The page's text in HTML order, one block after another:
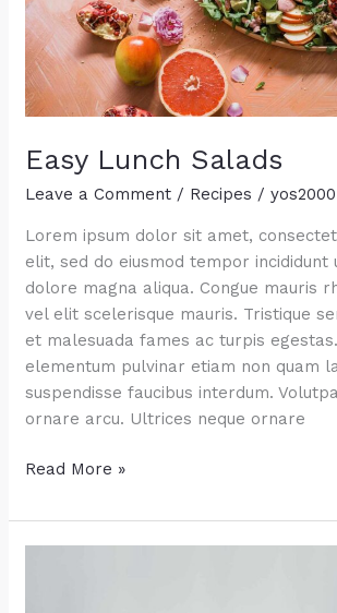
Easy Lunch Salads
Leave a Comment / Recipes /yos2000
Lorem ipsum dolor sit amet,
elit, sed do eiusmod tempor
dolore magna aliqua. Congue mauris
vel elit scelerisque mauris. Tristique
et malesuada fames ac turpis
elementum pulvinar etiam non quam
suspendisse faucibus interdum.
ornare arcu. Ultrices neque ornare
Easy
Salads
Read More »